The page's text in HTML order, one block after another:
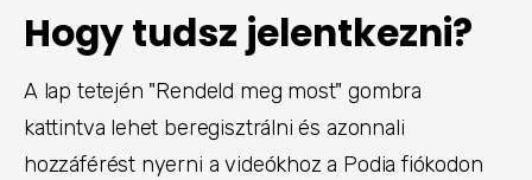
Hogy tudsz jelentkezni?
A lap tetején "Rendeld meg most" gombra
kattintva lehet beregisztrálni és azonnali
hozzáférést nyerni a videókhoz a Podia fiókodon